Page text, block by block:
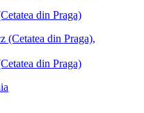
din Praga)
din Praga)